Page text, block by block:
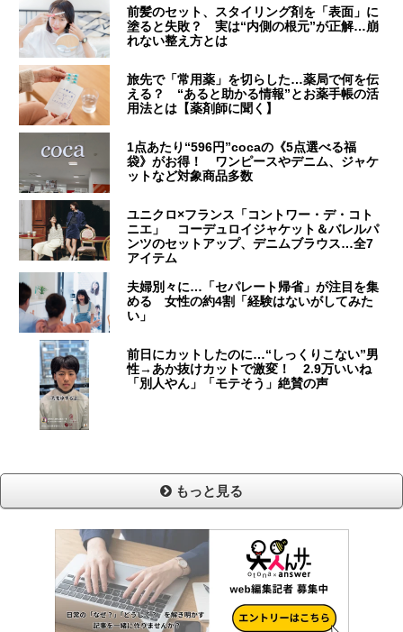
前髪のセット、スタイリング剤を「表面」に
塗ると失敗？ 実は“内側の根元”が正解…崩
れない整え方とは
旅先で「常用薬」を切らした…薬局で何を伝
える？ “あると助かる情報”とお薬手帳の活
用法とは【薬剤師に聞く】
1点あたり“596円”cocaの《5点選べる福
袋》がお得！ ワンピースやデニム、ジャケ
ットなど対象商品多数
ユニクロ×フランス「コントワー・デ・コト
ニエ」 コーデュロイジャケット＆バレルパ
ンツのセットアップ、デニムブラウス…全7
アイテム
夫婦別々に…「セパレート帰省」が注目を集
める 女性の約4割「経験はないがしてみた
い」
前日にカットしたのに…“しっくりこない”男
性→あか抜けカットで激変！ 2.9万いいね
「別人やん」「モテそう」絶賛の声
もっと見る